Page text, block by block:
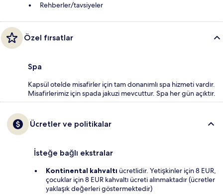
Rehberler/tavsiyeler
Özel fırsatlar
Spa
Kapsül otelde misafirler için tam donanımlı spa hizmeti vardır.
Misafirlerimiz için spada jakuzi mevcuttur. Spa her gün açıktır.
Ücretler ve politikalar
İsteğe bağlı ekstralar
Kontinental kahvaltı ücretlidir. Yetişkinler için 8 EUR,
çocuklar için 8 EUR kahvaltı ücreti alınmaktadır (ücretler
yaklaşık değerleri göstermektedir)